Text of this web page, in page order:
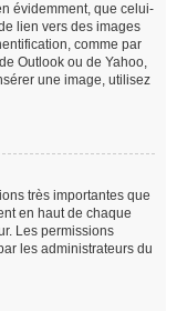
évidemment, que celui-
lien vers des images
comme par
Outlook ou de Yahoo,
une image, utilisez
très importantes que
en haut de chaque
Les permissions
les administrateurs du